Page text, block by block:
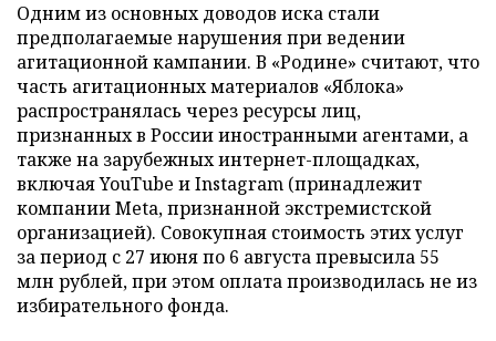
Одним из основных доводов иска стали
предполагаемые нарушения при ведении
агитационной кампании. В «Родине» считают, что
часть агитационных материалов «Яблока»
распространялась через ресурсы лиц,
признанных в России иностранными агентами, а
также на зарубежных интернет-площадках,
включая YouTube и Instagram (принадлежит
компании Meta, признанной экстремистской
организацией). Совокупная стоимость этих услуг
за период с 27 июня по 6 августа превысила 55
млн рублей, при этом оплата производилась не из
избирательного фонда.